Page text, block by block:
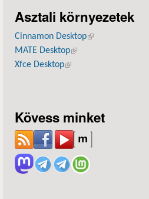
Asztali környezetek
Cinnamon Desktop(külső hivatkozás)
MATE Desktop(külső hivatkozás)
Xfce Desktop(külső hivatkozás)
Kövess minket